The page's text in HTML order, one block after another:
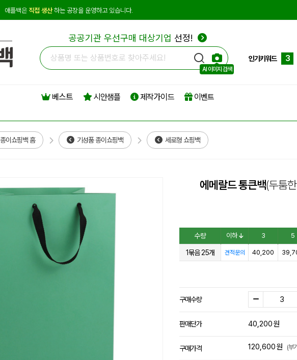
애플백은 직접 생산하는 공장을 운영하고 있습니다.
공공기관 우선구매 대상기업 선정!
AI 이미지 검색
인기키워드
2
4
베스트 시안샘플 제작가이드 이벤트
종이쇼핑백 홈 기성품 종이쇼핑백 세로형 쇼핑백
에메랄드 통큰백(두툼
수량 이하 3 5
1묶음 25개 견적문의 40,200
구매수량
판매단가 40,200원
구매가격 120,600원 (부